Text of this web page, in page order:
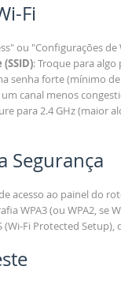
Fi
ou "Configurações de
: Troque para
senha forte (mínimo
um canal menos
para 2.4 GHz (maior
Segurança
acesso ao painel do
WPA3 (ou WPA2, se
(Wi-Fi Protected